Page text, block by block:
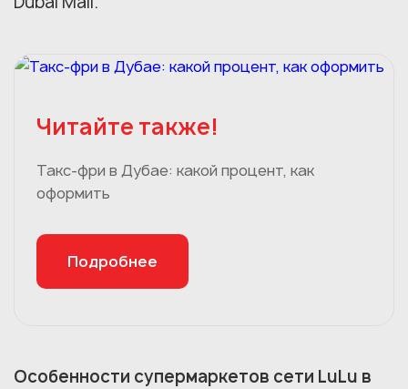
Читайте также!
Такс-фри в Дубае: какой процент, как
оформить
Подробнее
Особенности супермаркетов сети LuLu в